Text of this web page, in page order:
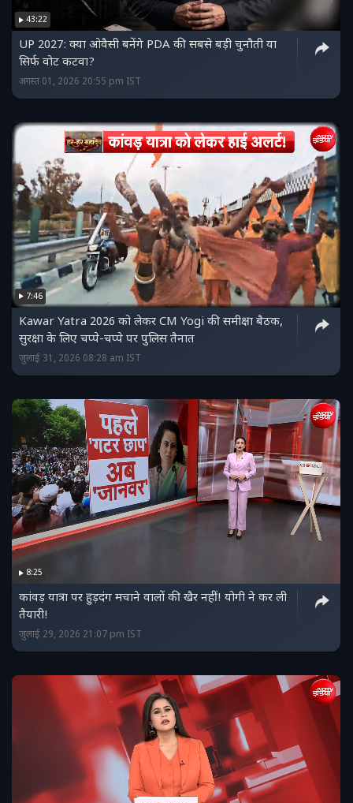
43:22
UP 2027: क्या ओवैसी बनेंगे PDA की सबसे बड़ी चुनौती या
सिर्फ वोट कटवा?
अगस्त 01, 2026 20:55 pm IST
7:46
Kawar Yatra 2026 को लेकर CM Yogi की समीक्षा बैठक,
सुरक्षा के लिए चप्पे-चप्पे पर पुलिस तैनात
जुलाई 31, 2026 08:28 am IST
8:25
कांवड़ यात्रा पर हुड़दंग मचाने वालों की खैर नहीं! योगी ने कर ली
तैयारी!
जुलाई 29, 2026 21:07 pm IST